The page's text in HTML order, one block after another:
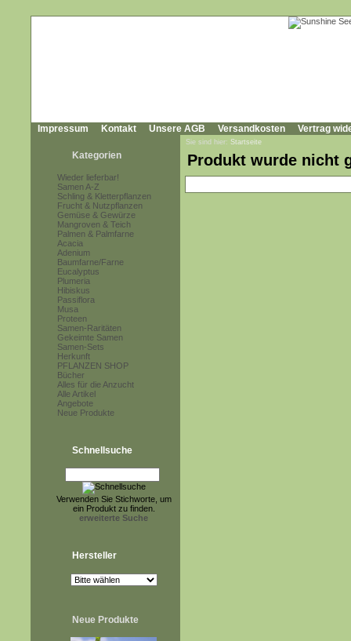
Impressum Kontakt Unsere AGB Versandkosten Vertrag
Kategorien
Wieder lieferbar!
Samen A-Z
Schling & Kletterpflanzen
Frucht & Nutzpflanzen
Gemüse & Gewürze
Mangroven & Teich
Palmen & Palmfarne
Acacia
Adenium
Baumfarne/Farne
Eucalyptus
Plumeria
Hibiskus
Passiflora
Musa
Proteen
Samen-Raritäten
Gekeimte Samen
Samen-Sets
Herkunft
PFLANZEN SHOP
Bücher
Alles für die Anzucht
Alle Artikel
Angebote
Neue Produkte
Schnellsuche
Verwenden Sie Stichworte, um
ein Produkt zu finden.
erweiterte Suche
Hersteller
Neue Produkte
Sie sind hier: Startseite
Produkt wurde nicht